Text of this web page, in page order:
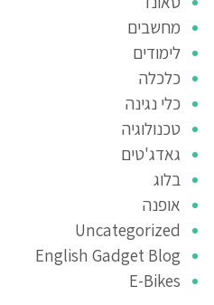
מחשבים
לימודים
כלכלה
כלי נגינה
טכנולוגיה
גאדג'טים
בלוג
אופנה
Uncategorized
English Gadget Blog
E-Bikes